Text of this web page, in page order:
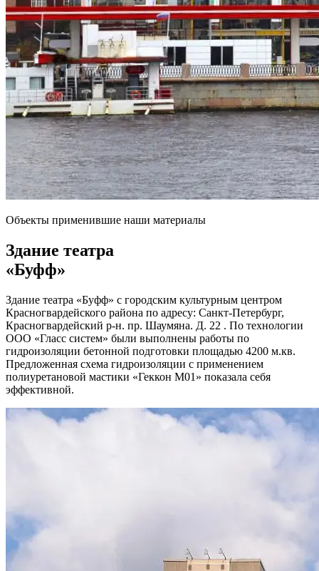
Объекты применившие наши материалы
Здание театра
«Буфф»
Здание театра «Буфф» с городским культурным центром
Красногвардейского района по адресу: Санкт-Петербург,
Красногвардейский р-н. пр. Шаумяна. Д. 22 . По технологии
ООО «Гласс систем» были выполнены работы по
гидроизоляции бетонной подготовки площадью 4200 м.кв.
Предложенная схема гидроизоляции с применением
полиуретановой мастики «Геккон М01» показала себя
эффективной.